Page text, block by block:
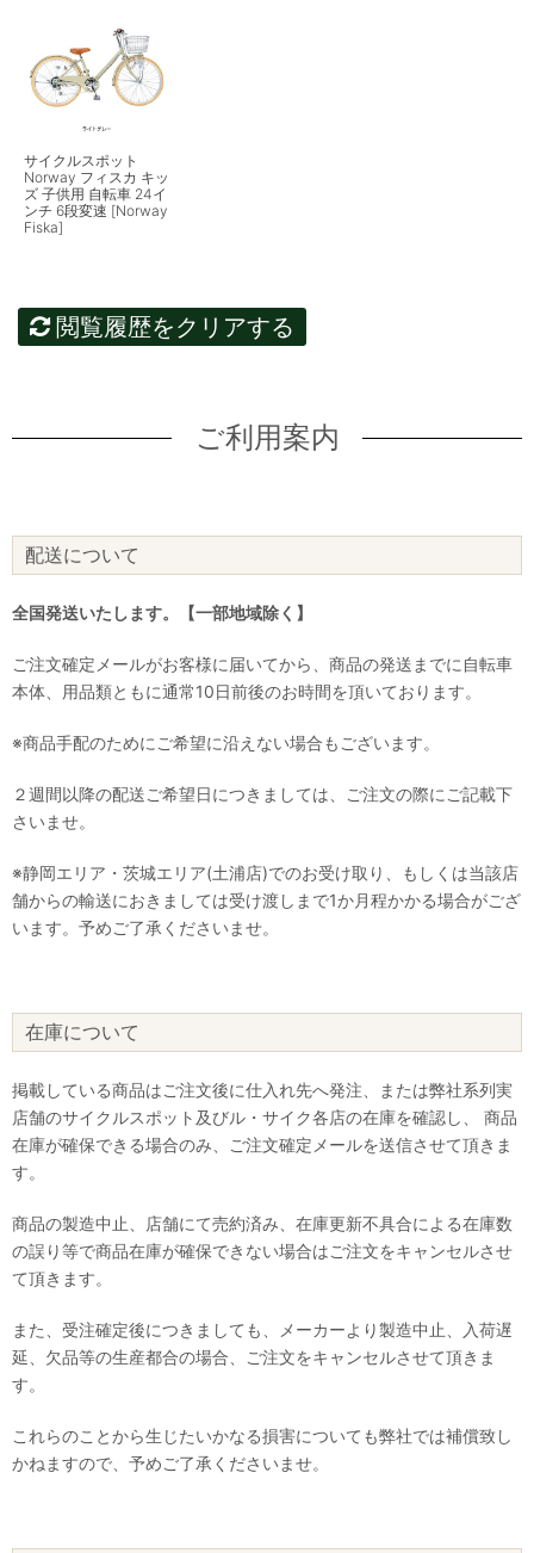
サイクルスポット
Norway フィスカ キッ
ズ 子供用 自転車 24イ
ンチ 6段変速 [Norway
Fiska]
閲覧履歴をクリアする
ご利用案内
配送について
全国発送いたします。【一部地域除く】
ご注文確定メールがお客様に届いてから、商品の発送までに自転車
本体、用品類ともに通常10日前後のお時間を頂いております。
※商品手配のためにご希望に沿えない場合もございます。
２週間以降の配送ご希望日につきましては、ご注文の際にご記載下
さいませ。
※静岡エリア・茨城エリア(土浦店)でのお受け取り、もしくは当該店
舗からの輸送におきましては受け渡しまで1か月程かかる場合がござ
います。予めご了承くださいませ。
在庫について
掲載している商品はご注文後に仕入れ先へ発注、または弊社系列実
店舗のサイクルスポット及びル・サイク各店の在庫を確認し、 商品
在庫が確保できる場合のみ、ご注文確定メールを送信させて頂きま
す。
商品の製造中止、店舗にて売約済み、在庫更新不具合による在庫数
の誤り等で商品在庫が確保できない場合はご注文をキャンセルさせ
て頂きます。
また、受注確定後につきましても、メーカーより製造中止、入荷遅
延、欠品等の生産都合の場合、ご注文をキャンセルさせて頂きま
す。
これらのことから生じたいかなる損害についても弊社では補償致し
かねますので、予めご了承くださいませ。